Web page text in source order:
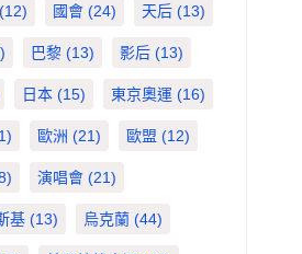
(12) 國會 (24) 天后 (13)
巴黎 (13) 影后 (13)
日本 (15) 東京奧運 (16)
歐洲 (21) 歐盟 (12)
演唱會 (21)
基 (13) 烏克蘭 (44)